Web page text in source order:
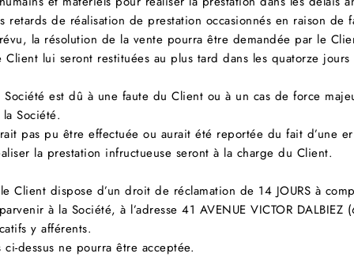
de réalisation de prestation occasionnés en raison
la résolution de la vente pourra être demandée par le
lui seront restituées au plus tard dans les quatorze
est dû à une faute du Client ou à un cas de force
Société.
pas pu être effectuée ou aurait été reportée du fait d’une
la prestation infructueuse seront à la charge du Client.
Client dispose d’un droit de réclamation de 14 JOURS à
à la Société, à l’adresse 41 AVENUE VICTOR
y afférents.
dessus ne pourra être acceptée.